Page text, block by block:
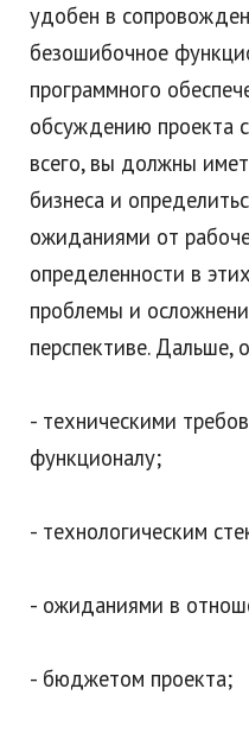
удобен в
безошибочное
программного
обсуждению проекта
всего, вы должны
бизнеса и
ожиданиями от
определенности в
проблемы и
перспективе. Дальше,
- техническими
функционалу;
- технологическим
- ожиданиями в
- бюджетом проекта;